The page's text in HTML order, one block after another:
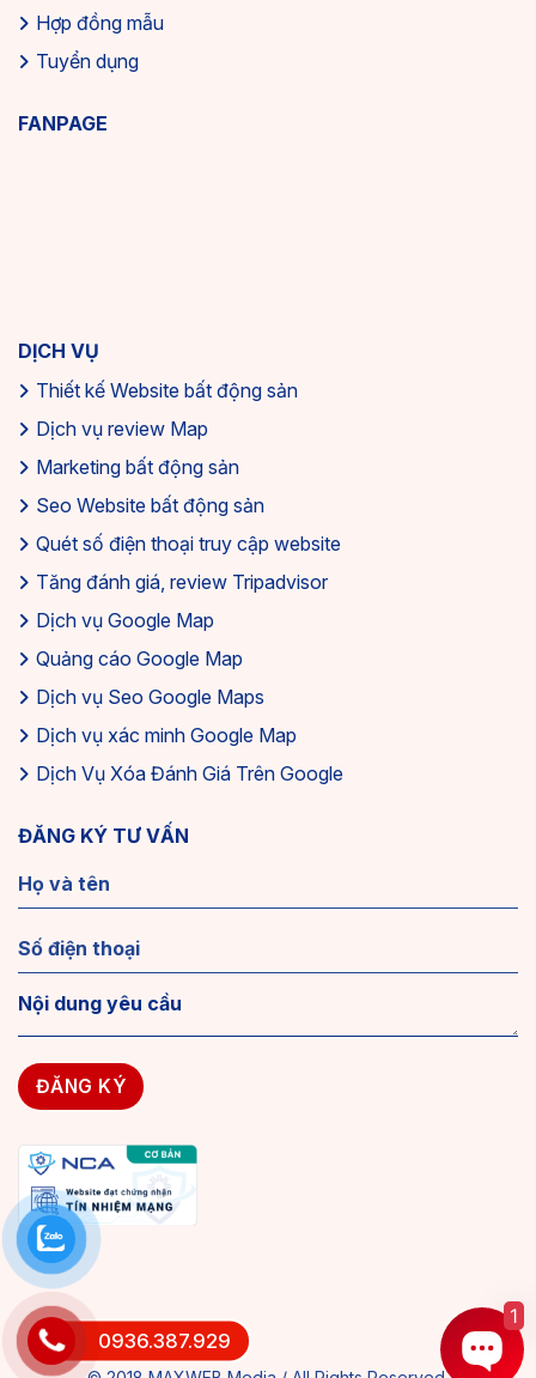
Hợp đồng mẫu
Tuyển dụng
FANPAGE
DỊCH VỤ
Thiết kế Website bất động sản
Dịch vụ review Map
Marketing bất động sản
Seo Website bất động sản
Quét số điện thoại truy cập website
Tăng đánh giá, review Tripadvisor
Dịch vụ Google Map
Quảng cáo Google Map
Dịch vụ Seo Google Maps
Dịch vụ xác minh Google Map
Dịch Vụ Xóa Đánh Giá Trên Google
ĐĂNG KÝ TƯ VẤN
0936.387.929
1